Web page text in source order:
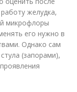
желудка,
микрофлоры
его нужно в
Однако сам
(запорами),